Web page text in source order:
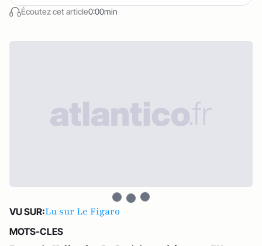
Écoutez cet article0:00min
VU SUR:Lu sur Le Figaro
MOTS-CLES